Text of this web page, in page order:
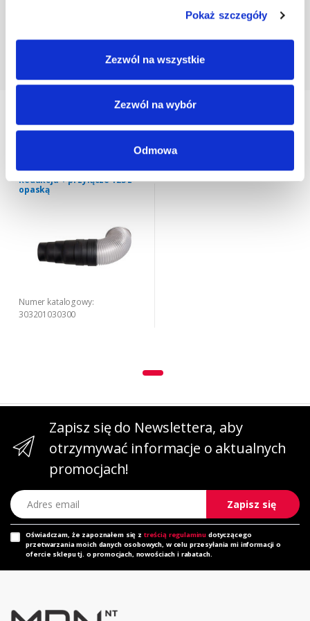
Pokaż szczegóły
Zezwól na wszystkie
Zezwól na wybór
Odmowa
Twoje ostatnio oglądane produkty
Redukcja + przyłącze 125 z
opaską
Numer katalogowy:
303201030300
Zapisz się do Newslettera, aby
otrzymywać informacje o aktualnych
promocjach!
Adres email
Zapisz się
Oświadczam, że zapoznałem się z treścią regulaminu dotyczącego
przetwarzania moich danych osobowych, w celu przesyłania mi informacji o
ofercie sklepu tj. o promocjach, nowościach i rabatach.